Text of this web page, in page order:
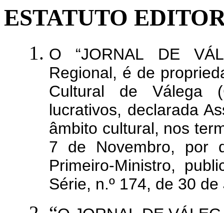
ESTATUTO
O “JORNAL DE
Regional, é de
Cultural de Válega
lucrativos, declarada
âmbito cultural, nos
7 de Novembro, por
Primeiro-Ministro,
Série, n.º 174, de 30